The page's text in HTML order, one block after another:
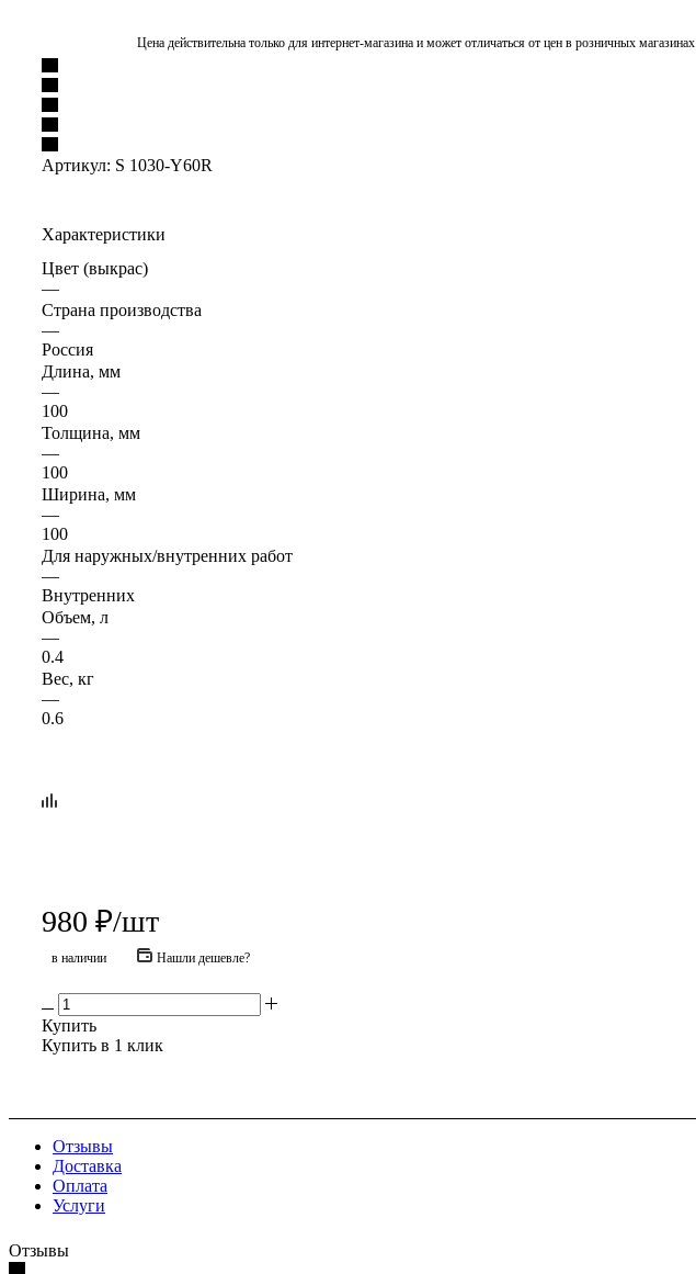
Цена действительна только для интернет-магазина и может отличаться от цен в розничных магазинах
Артикул: S 1030-Y60R
Характеристики
Цвет (выкрас)
—
Страна производства
—
Россия
Длина, мм
—
100
Толщина, мм
—
100
Ширина, мм
—
100
Для наружных/внутренних работ
—
Внутренних
Объем, л
—
0.4
Вес, кг
—
0.6
980 ₽/шт
в наличии Нашли дешевле?
Купить
Купить в 1 клик
Отзывы
Доставка
Оплата
Услуги
Отзывы